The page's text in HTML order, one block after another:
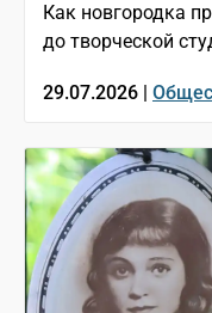
Как новгородка
до творческой
29.07.2026 |